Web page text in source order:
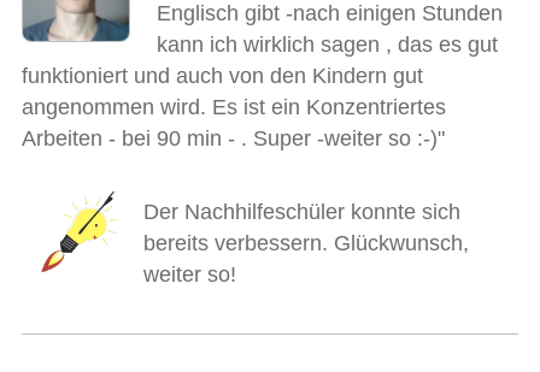
Englisch gibt -nach einigen Stunden
kann ich wirklich sagen , das es gut
funktioniert und auch von den Kindern gut
angenommen wird. Es ist ein Konzentriertes
Arbeiten - bei 90 min - . Super -weiter so :-)"
Der Nachhilfeschüler konnte sich
bereits verbessern. Glückwunsch,
weiter so!